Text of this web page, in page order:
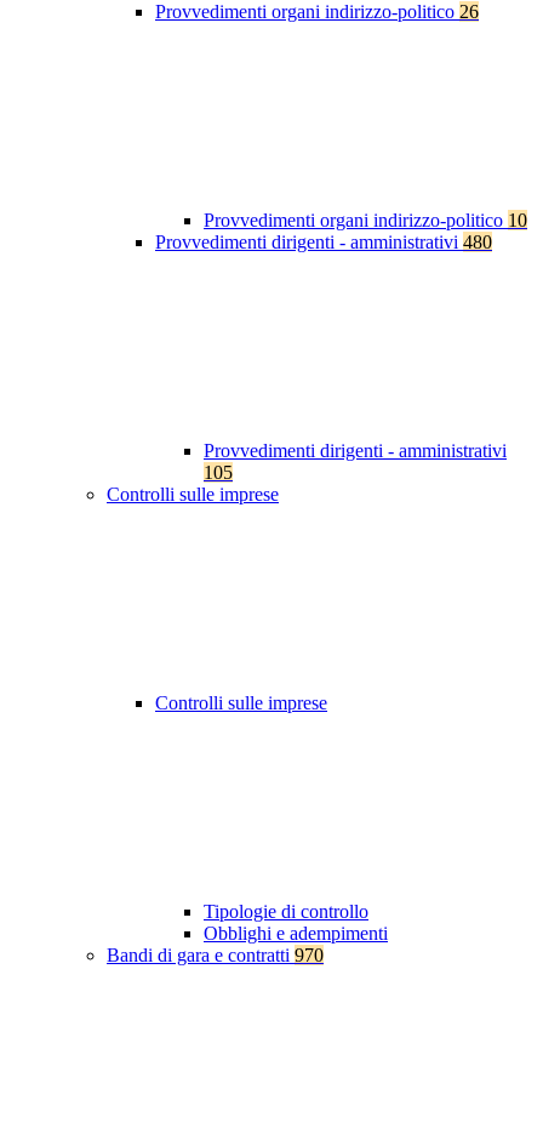
Provvedimenti organi indirizzo-politico 26
Provvedimenti organi indirizzo-politico 10
Provvedimenti dirigenti - amministrativi 480
Provvedimenti dirigenti - amministrativi
105
Controlli sulle imprese
Controlli sulle imprese
Tipologie di controllo
Obblighi e adempimenti
Bandi di gara e contratti 970